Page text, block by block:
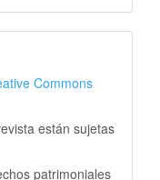
Commons
están sujetas
patrimoniales